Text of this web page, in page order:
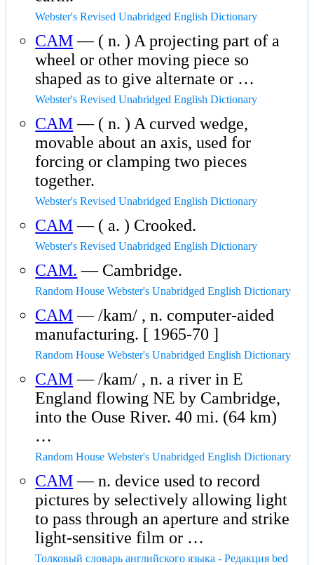
Webster's Revised Unabridged English Dictionary
CAM— ( n. ) A projecting part of a
wheel or other moving piece so
shaped as to give alternate or …
Webster's Revised Unabridged English Dictionary
CAM— ( n. ) A curved wedge,
movable about an axis, used for
forcing or clamping two pieces
together.
Webster's Revised Unabridged English Dictionary
CAM— ( a. ) Crooked.
Webster's Revised Unabridged English Dictionary
CAM. — Cambridge.
Random House Webster's Unabridged English Dictionary
CAM— /kam/ , n. computer-aided
manufacturing. [ 1965-70 ]
Random House Webster's Unabridged English Dictionary
CAM— /kam/ , n. a river in E
England flowing NE by Cambridge,
into the Ouse River. 40 mi. (64 km)
…
Random House Webster's Unabridged English Dictionary
CAM— n. device used to record
pictures by selectively allowing light
to pass through an aperture and strike
light-sensitive film or …
Толковый словарь английского языка - Редакция bed